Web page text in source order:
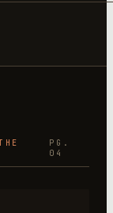
PG.
04